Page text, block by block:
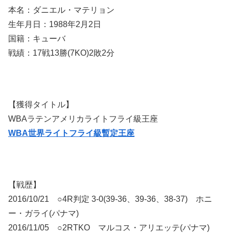
本名：ダニエル・マテリョン
生年月日：1988年2月2日
国籍：キューバ
戦績：17戦13勝(7KO)2敗2分
【獲得タイトル】
WBAラテンアメリカライトフライ級王座
WBA世界ライトフライ級暫定王座
【戦歴】
2016/10/21 ○4R判定 3-0(39-36、39-36、38-37) ホニ
ー・ガライ(パナマ)
2016/11/05 ○2RTKO マルコス・アリエッテ(パナマ)